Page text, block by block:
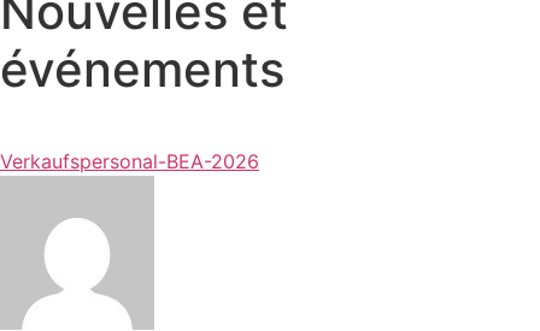
Nouvelles et
événements
Verkaufspersonal-BEA-2026